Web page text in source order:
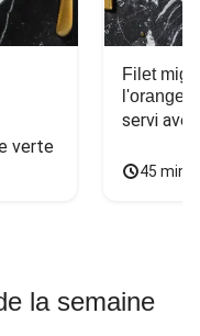
verte
Filet
l'orange
servi
45
la semaine